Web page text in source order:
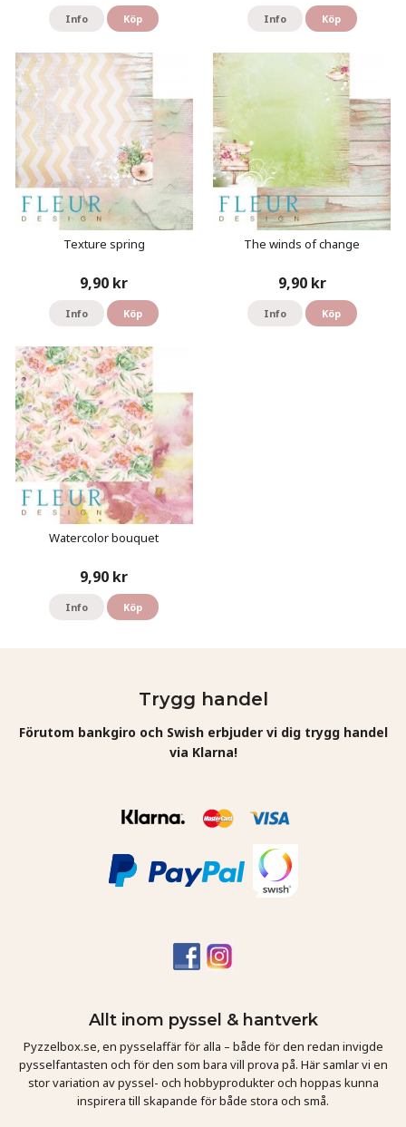
Info Köp Info Köp
Texture spring
9,90 kr
Info Köp
The winds of change
9,90 kr
Info Köp
Watercolor bouquet
9,90 kr
Info Köp
Trygg handel
Förutom bankgiro och Swish erbjuder vi dig trygg handel
via Klarna!
Allt inom pyssel & hantverk
Pyzzelbox.se, en pysselaffär för alla – både för den redan invigde
pysselfantasten och för den som bara vill prova på. Här samlar vi en
stor variation av pyssel- och hobbyprodukter och hoppas kunna
inspirera till skapande för både stora och små.